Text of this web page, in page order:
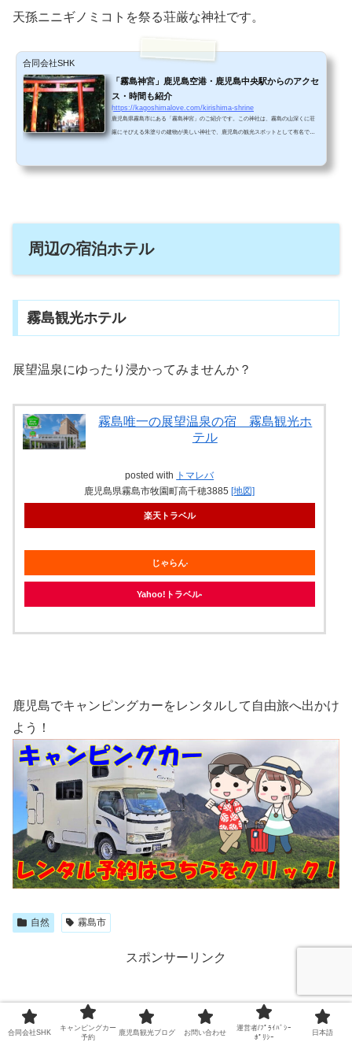
天孫ニニギノミコトを祭る荘厳な神社です。
合同会社SHK
「霧島神宮」鹿児島空港・鹿児島中央駅からのアクセ
ス・時間も紹介
https://kagoshimalove.com/kirishima-shrine
鹿児島県霧島市にある「霧島神宮」のご紹介です。この神社は、霧島の山深くに荘
厳にそびえる朱塗りの建物が美しい神社で、鹿児島の観光スポットとして有名で
か！？この記事では地元人ならではの隠しパワースポットもご紹介します！霧島神
周辺の宿泊ホテル
霧島観光ホテル
展望温泉にゆったり浸かってみませんか？
霧島唯一の展望温泉の宿 霧島観光ホ
テル
posted with トマレバ
鹿児島県霧島市牧園町高千穂3885 [地図]
楽天トラベル
じゃらん
Yahoo!トラベル
鹿児島でキャンピングカーをレンタルして自由旅へ出かけ
よう！
自然 霧島市
スポンサーリンク
合同会社SHK
キャンピングカー
予約
鹿児島観光ブログ お問い合わせ
運営者/ﾌﾟﾗｲﾊﾞｼｰ
ﾎﾟﾘｼｰ
日本語